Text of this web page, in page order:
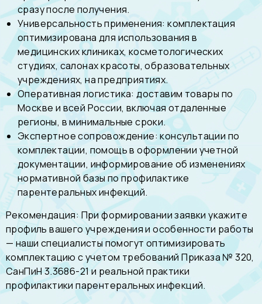
сразу после получения.
Универсальность применения: комплектация
оптимизирована для использования в
медицинских клиниках, косметологических
студиях, салонах красоты, образовательных
учреждениях, на предприятиях.
Оперативная логистика: доставим товары по
Москве и всей России, включая отдаленные
регионы, в минимальные сроки.
Экспертное сопровождение: консультации по
комплектации, помощь в оформлении учетной
документации, информирование об изменениях
нормативной базы по профилактике
парентеральных инфекций.
Рекомендация: При формировании заявки укажите
профиль вашего учреждения и особенности работы
— наши специалисты помогут оптимизировать
комплектацию с учетом требований Приказа № 320,
СанПиН 3.3686-21 и реальной практики
профилактики парентеральных инфекций.